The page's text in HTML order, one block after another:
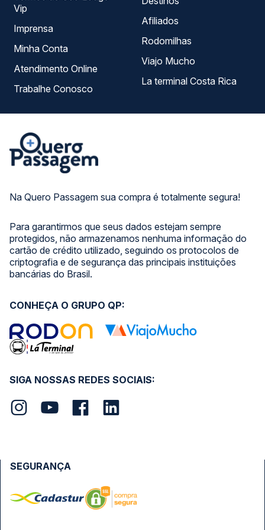
Na Quero Passagem sua compra é totalmente segura!
Para garantirmos que seus dados estejam sempre
protegidos, não armazenamos nenhuma informação do
cartão de crédito utilizado, seguindo os protocolos de
criptografia e de segurança das principais instituições
bancárias do Brasil.
Vip
Imprensa
Minha Conta
Atendimento Online
Trabalhe Conosco
Afiliados
Rodomilhas
Viajo Mucho
La terminal Costa Rica
SIGA NOSSAS REDES SOCIAIS:
CONHEÇA O GRUPO QP:
SEGURANÇA